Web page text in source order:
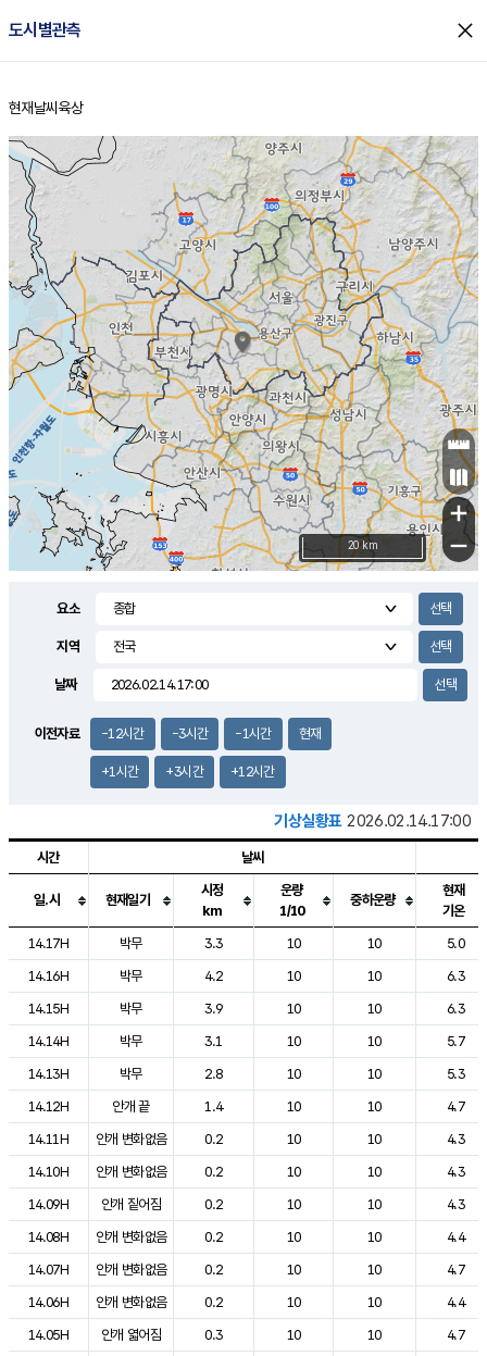
도시별관측 close
홈
현재날씨 육상
+
−
20 km
요소
지역
날짜
이전자료 -12시간 -3시간 -1시간 현재
+1시간 +3시간 +12시간
기상실황표 2026.02.14.17:00
도시별 기상실황표로 지점, 날씨, 기온, 강수, 바람, 기압등을 안내한 표입
시간 날씨
일.시 현재일기
시정
km
운량
1/10
중하운량
현재
기온
14.17H
박무 3.3 10 10
5.0
14.16H
박무 4.2 10 10
6.3
14.15H
박무 3.9 10 10
6.3
14.14H
박무 3.1 10 10
5.7
14.13H
박무 2.8 10 10
5.3
14.12H
안개 끝 1.4 10 10
4.7
14.11H
안개 변화없음 0.2 10 10
4.3
14.10H
안개 변화없음 0.2 10 10
4.3
14.09H
안개 짙어짐 0.2 10 10
4.3
14.08H
안개 변화없음 0.2 10 10
4.4
14.07H
안개 변화없음 0.2 10 10
4.7
14.06H
안개 변화없음 0.2 10 10
4.4
14.05H
안개 엷어짐 0.3 10 10
4.7